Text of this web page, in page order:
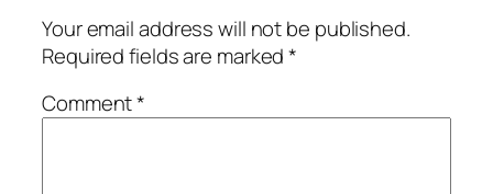
Your email address will not be published.
Required fields are marked*
Comment*